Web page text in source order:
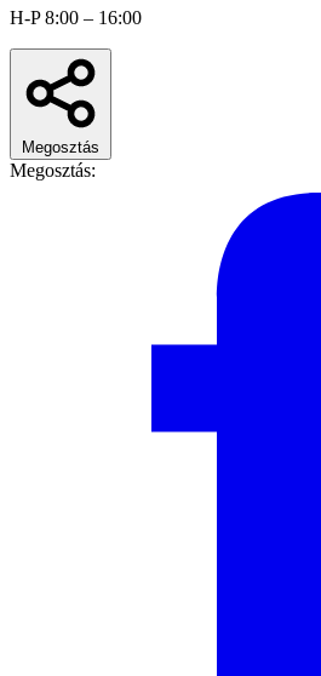
H-P 8:00 – 16:00
Megosztás
Megosztás: